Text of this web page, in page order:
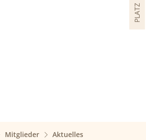
PLATZ
Mitglieder Aktuelles